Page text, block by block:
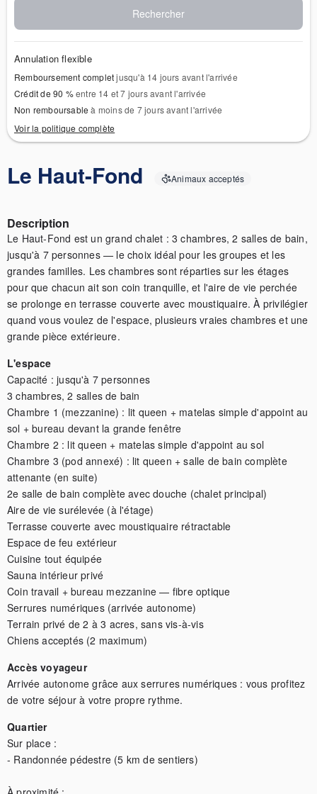
Le Haut-Fond Animaux acceptés
Description
Le Haut-Fond est un grand chalet : 3 chambres, 2 salles de bain,
jusqu'à 7 personnes — le choix idéal pour les groupes et les
grandes familles. Les chambres sont réparties sur les étages
pour que chacun ait son coin tranquille, et l'aire de vie perchée
se prolonge en terrasse couverte avec moustiquaire. À privilégier
quand vous voulez de l'espace, plusieurs vraies chambres et une
grande pièce extérieure.
L'espace
Capacité : jusqu'à 7 personnes
3 chambres, 2 salles de bain
Chambre 1 (mezzanine) : lit queen + matelas simple d'appoint au
sol + bureau devant la grande fenêtre
Chambre 2 : lit queen + matelas simple d'appoint au sol
Chambre 3 (pod annexé) : lit queen + salle de bain complète
attenante (en suite)
2e salle de bain complète avec douche (chalet principal)
Aire de vie surélevée (à l'étage)
Terrasse couverte avec moustiquaire rétractable
Espace de feu extérieur
Cuisine tout équipée
Sauna intérieur privé
Coin travail + bureau mezzanine — fibre optique
Serrures numériques (arrivée autonome)
Terrain privé de 2 à 3 acres, sans vis-à-vis
Chiens acceptés (2 maximum)
Accès voyageur
Arrivée autonome grâce aux serrures numériques : vous profitez
de votre séjour à votre propre rythme.
Quartier
Sur place :
- Randonnée pédestre (5 km de sentiers)
Rechercher
Annulation flexible
Remboursement completjusqu'à 14 jours avant l'arrivée
Crédit de 90 %entre 14 et 7 jours avant l'arrivée
Non remboursable à moins de 7 jours avant l'arrivée
Voir la politique complète